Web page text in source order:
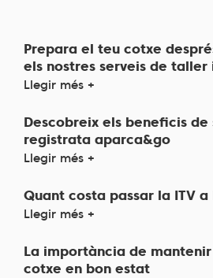
Prepara el teu cotxe
els nostres serveis de
Llegir més +
Descobreix els beneficis de
registrata aparca&go
Llegir més +
Quant costa passar la ITV a
Llegir més +
La importància de
cotxe en bon estat